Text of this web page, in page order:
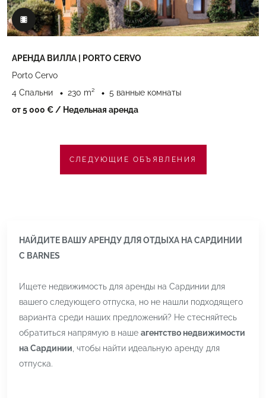
АРЕНДА ВИЛЛА | PORTO CERVO
Porto Cervo
4 Спальни
230 m²
5 ванные комнаты
от 5 000 € / Недельная аренда
СЛЕДУЮЩИЕ ОБЪЯВЛЕНИЯ
НАЙДИТЕ ВАШУ АРЕНДУ ДЛЯ ОТДЫХА НА САРДИНИИ
С BARNES
Ищете недвижимость для аренды на Сардинии для
вашего следующего отпуска, но не нашли подходящего
варианта среди наших предложений? Не стесняйтесь
обратиться напрямую в наше агентство недвижимости
на Сардинии , чтобы найти идеальную аренду для
отпуска.